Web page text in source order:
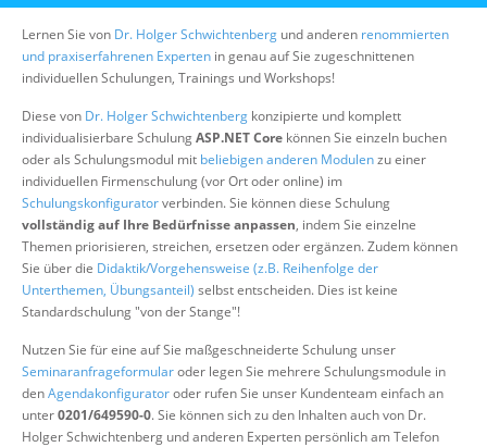
Über uns
Suche
Lernen Sie von Dr. Holger Schwichtenberg und anderen renommierten
und praxiserfahrenen Experten in genau auf Sie zugeschnittenen
individuellen Schulungen, Trainings und Workshops!
Diese von Dr. Holger Schwichtenberg konzipierte und komplett
individualisierbare SchulungASP.NET Core können Sie einzeln buchen
oder als Schulungsmodul mit beliebigen anderen Modulenzu einer
individuellen Firmenschulung (vor Ort oder online) im
Schulungskonfiguratorverbinden. Sie können diese Schulung
vollständig auf Ihre Bedürfnisse anpassen, indem Sie einzelne
Themen priorisieren, streichen, ersetzen oder ergänzen. Zudem können
Sie über die Didaktik/Vorgehensweise (z.B. Reihenfolge der
Unterthemen, Übungsanteil) selbst entscheiden. Dies ist keine
Standardschulung "von der Stange"!
Nutzen Sie für eine auf Sie maßgeschneiderte Schulung unser
Seminaranfrageformularoder legen Sie mehrere Schulungsmodule in
denAgendakonfiguratoroder rufen Sie unser Kundenteam einfach an
unter0201/649590-0. Sie können sich zu den Inhalten auch von Dr.
Holger Schwichtenberg und anderen Experten persönlich am Telefon